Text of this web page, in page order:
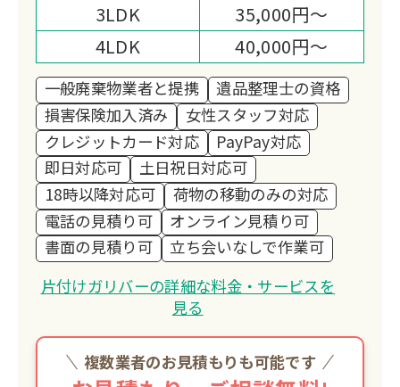
3LDK
35,000円～
4LDK
40,000円～
一般廃棄物業者と提携
遺品整理士の資格
損害保険加入済み
女性スタッフ対応
クレジットカード対応
PayPay対応
即日対応可
土日祝日対応可
18時以降対応可
荷物の移動のみの対応
電話の見積り可
オンライン見積り可
書面の見積り可
立ち会いなしで作業可
片付けガリバーの詳細な料金・サービスを
見る
複数業者のお見積もりも可能です